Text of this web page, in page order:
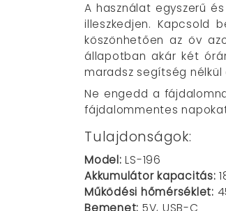
A használat egyszerű
illeszkedjen. Kapcsold
köszönhetően az öv
állapotban akár két
maradsz segítség
Ne engedd a
fájdalommentes
Tulajdonságok:
Model: LS-196
Akkumulátor kapacitás:
Működési hőmérséklet:
Bemenet: 5V, USB-C